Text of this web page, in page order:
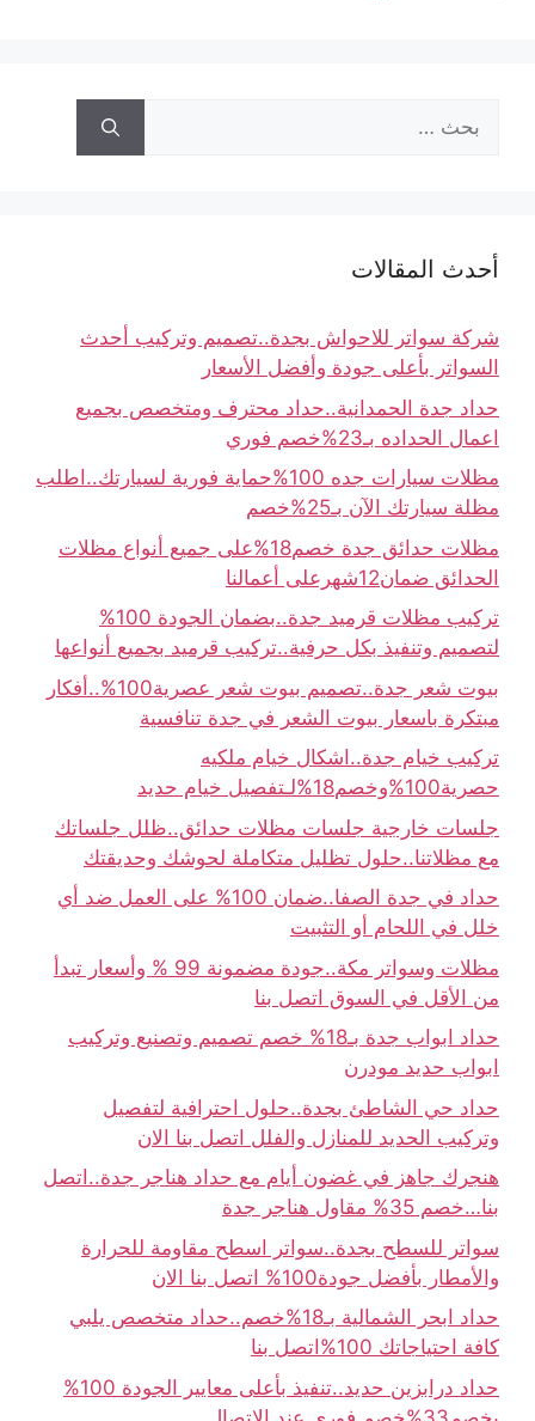
أحدث المقالات
شركة سواتر للاحواش بجدة..تصميم وتركيب أحدث
السواتر بأعلى جودة وأفضل الأسعار
حداد جدة الحمدانية..حداد محترف ومتخصص بجميع
اعمال الحداده بـ23%خصم فوري
مظلات سيارات جده 100%حماية فورية لسيارتك..اطلب
مظلة سيارتك الآن بـ25%خصم
مظلات حدائق جدة خصم18%على جميع أنواع مظلات
الحدائق ضمان12شهرعلى أعمالنا
تركيب مظلات قرميد جدة..بضمان الجودة 100%
لتصميم وتنفيذ بكل حرفية..تركيب قرميد بجميع أنواعها
بيوت شعر جدة..تصميم بيوت شعر عصرية100%..أفكار
مبتكرة باسعار بيوت الشعر في جدة تنافسية
تركيب خيام جدة..اشكال خيام ملكيه
حصرية100%وخصم18%لـتفصيل خيام حديد
جلسات خارجية جلسات مظلات حدائق..ظلل جلساتك
مع مظلاتنا..حلول تظليل متكاملة لحوشك وحديقتك
حداد في جدة الصفا..ضمان 100% على العمل ضد أي
خلل في اللحام أو التثبيت
مظلات وسواتر مكة..جودة مضمونة 99 % وأسعار تبدأ
من الأقل في السوق اتصل بنا
حداد ابواب جدة بـ18% خصم تصميم وتصنيع وتركيب
ابواب حديد مودرن
حداد حي الشاطئ بجدة..حلول احترافية لتفصيل
وتركيب الحديد للمنازل والفلل اتصل بنا الان
هنجرك جاهز في غضون أيام مع حداد هناجر جدة..اتصل
بنا…خصم 35% مقاول هناجر جدة
سواتر للسطح بجدة..سواتر اسطح مقاومة للحرارة
والأمطار بأفضل جودة100% اتصل بنا الان
حداد ابحر الشمالية بـ18%خصم..حداد متخصص يلبي
كافة احتياجاتك 100%اتصل بنا
حداد درابزين حديد..تنفيذ بأعلى معايير الجودة 100%